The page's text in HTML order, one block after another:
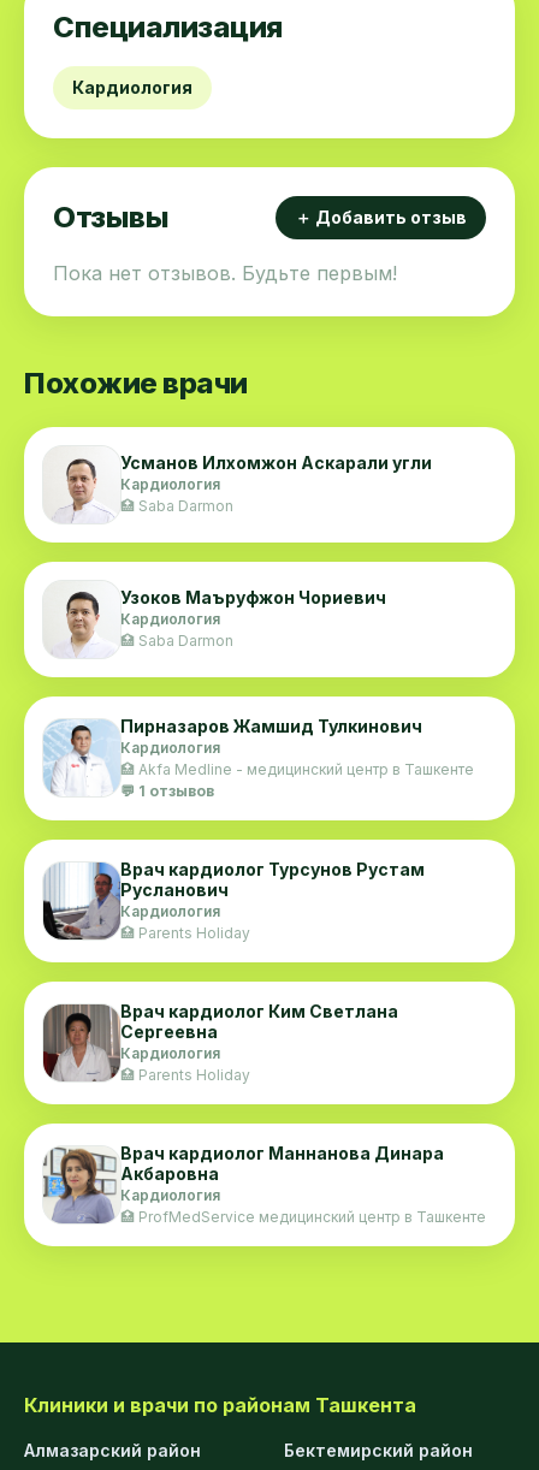
Специализация
Кардиология
Отзывы ＋ Добавить отзыв
Пока нет отзывов. Будьте первым!
Похожие врачи
Усманов Илхомжон Аскарали угли
Кардиология
🏥 Saba Darmon
Узоков Маъруфжон Чориевич
Кардиология
🏥 Saba Darmon
Пирназаров Жамшид Тулкинович
Кардиология
🏥 Akfa Medline - медицинский центр в Ташкенте
💬 1 отзывов
Врач кардиолог Турсунов Рустам
Русланович
Кардиология
🏥 Parents Holiday
Врач кардиолог Ким Светлана
Сергеевна
Кардиология
🏥 Parents Holiday
Врач кардиолог Маннанова Динара
Акбаровна
Кардиология
🏥 ProfMedService медицинский центр в Ташкенте
Клиники и врачи по районам Ташкента
Алмазарский район
Бектемирский район